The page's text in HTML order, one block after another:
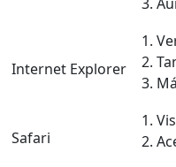
Internet Explorer
Safari